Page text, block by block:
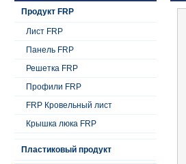
Продукт FRP
Лист FRP
Панель FRP
Решетка FRP
Профили FRP
FRP Кровельный лист
Крышка люка FRP
Пластиковый продукт